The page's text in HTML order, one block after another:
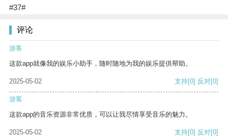
#37#
评论
游客
这款app就像我的娱乐小助手，随时随地为我的娱乐提供帮助。
2025-05-02 支持[0] 反对[0]
游客
这款app的音乐资源非常优质，可以让我尽情享受音乐的魅力。
2025-05-02 支持[0] 反对[0]